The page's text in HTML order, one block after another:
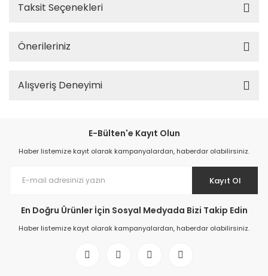
Taksit Seçenekleri
Önerileriniz
Alışveriş Deneyimi
E-Bülten'e Kayıt Olun
Haber listemize kayıt olarak kampanyalardan, haberdar olabilirsiniz.
Kayıt Ol
En Doğru Ürünler İçin Sosyal Medyada Bizi Takip Edin
Haber listemize kayıt olarak kampanyalardan, haberdar olabilirsiniz.